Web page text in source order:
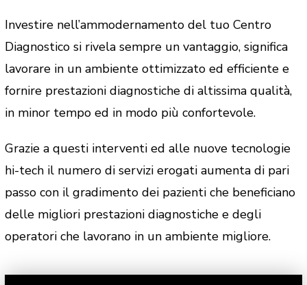
Investire nell’ammodernamento del tuo Centro
Diagnostico si rivela sempre un vantaggio, significa
lavorare in un ambiente ottimizzato ed efficiente e
fornire prestazioni diagnostiche di altissima qualità,
in minor tempo ed in modo più confortevole.
Grazie a questi interventi ed alle nuove tecnologie
hi-tech il numero di servizi erogati aumenta di pari
passo con il gradimento dei pazienti che beneficiano
delle migliori prestazioni diagnostiche e degli
operatori che lavorano in un ambiente migliore.